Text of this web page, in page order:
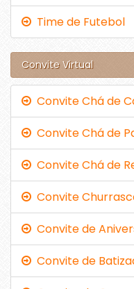
Time de Futebol
Convite Virtual
Convite Chá de
Convite Chá de
Convite Chá de
Convite
Convite de
Convite de